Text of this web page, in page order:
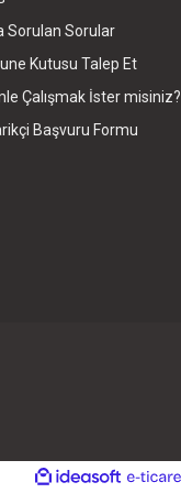
Sorulan Sorular
Kutusu Talep Et
Çalışmak İster misiniz?
Başvuru Formu
ideasoft